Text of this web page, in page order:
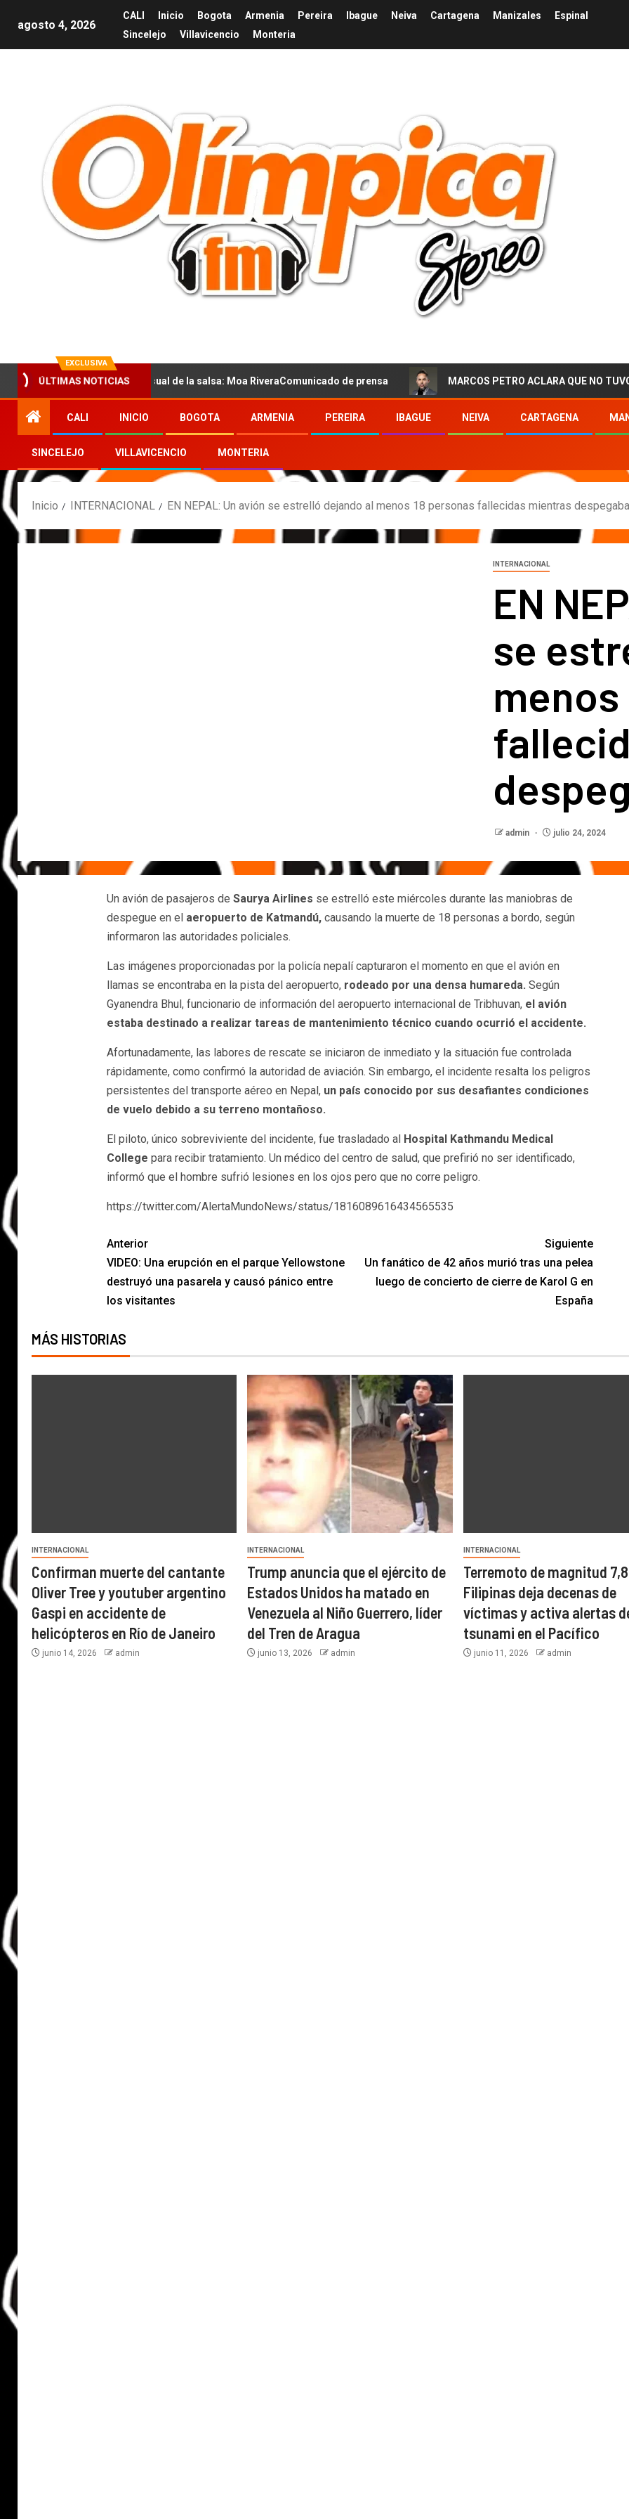
agosto 4, 2026
CALI Inicio Bogota Armenia Pereira Ibague Neiva Cartagena Manizales
Espinal
Sincelejo
Villavicencio Monteria
EXCLUSIVA
ÚLTIMAS NOTICIAS
la nueva voz sensual de la salsa: Moa RiveraComunicado de prensa MARCOS PETRO ACLARA QUE NO TUVO QUE
CALI INICIO BOGOTA ARMENIA PEREIRA IBAGUE NEIVA CARTAGENA
SINCELEJO VILLAVICENCIO MONTERIA
Inicio INTERNACIONAL EN NEPAL: Un avión se estrelló dejando al menos 18 personas fallecidas mientras despegaba
INTERNACIONAL
EN
se
menos
admin julio 24, 2024
Un avión de pasajeros de Saurya Airlines se estrelló este miércoles durante las maniobras de
despegue en el aeropuerto de Katmandú,causando la muerte de 18 personas a bordo, según
informaron las autoridades policiales.
Las imágenes proporcionadas por la policía nepalí capturaron el momento en que el avión en
llamas se encontraba en la pista del aeropuerto,rodeado por una densa humareda. Según
Gyanendra Bhul, funcionario de información del aeropuerto internacional de Tribhuvan,el avión
estaba destinado a realizar tareas de mantenimiento técnico cuando ocurrió el accidente.
Afortunadamente, las labores de rescate se iniciaron de inmediato y la situación fue controlada
rápidamente, como confirmó la autoridad de aviación. Sin embargo, el incidente resalta los peligros
persistentes del transporte aéreo en Nepal,un país conocido por sus desafiantes condiciones
de vuelo debido a su terreno montañoso.
El piloto, único sobreviviente del incidente, fue trasladado al Hospital Kathmandu Medical
College para recibir tratamiento. Un médico del centro de salud, que prefirió no ser identificado,
informó que el hombre sufrió lesiones en los ojos pero que no corre peligro.
https://twitter.com/AlertaMundoNews/status/1816089616434565535
Anterior
VIDEO: Una erupción en el parque Yellowstone
destruyó una pasarela y causó pánico entre
los visitantes
Siguiente
Un fanático de 42 años murió tras una pelea
luego de concierto de cierre de Karol G en
España
MÁS HISTORIAS
INTERNACIONAL
Confirman muerte del cantante
Oliver Tree y youtuber argentino
Gaspi en accidente de
helicópteros en Río de Janeiro
junio 14, 2026 admin
INTERNACIONAL
Trump anuncia que el ejército de
Estados Unidos ha matado en
Venezuela al Niño Guerrero, líder
del Tren de Aragua
junio 13, 2026 admin
INTERNACIONAL
Terremoto de magnitud
Filipinas deja decenas de
víctimas y activa alertas
tsunami en el Pacífico
junio 11, 2026 admin